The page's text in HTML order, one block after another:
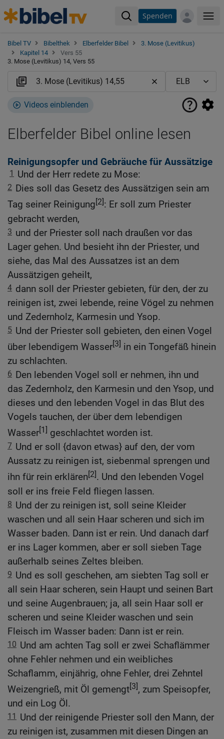
Spenden
Bibel TV Bibelthek Elberfelder Bibel
3. Mose (Levitikus)
Kapitel 14
Vers 55
3. Mose (Levitikus) 14, Vers 55
Videos einblenden
Elberfelder Bibel online lesen
Reinigungsopfer und Gebräuche für Aussätzige
1 Und der Herr redete zu Mose:
2 Dies soll das Gesetz des Aussätzigen sein am
Tag seiner Reinigung[2]: Er soll zum Priester
gebracht werden,
3 und der Priester soll nach draußen vor das
Lager gehen. Und besieht ihn der Priester, und
siehe, das Mal des Aussatzes ist an dem
Aussätzigen geheilt,
4 dann soll der Priester gebieten, für den, der zu
reinigen ist, zwei lebende, reine Vögel zu nehmen
und Zedernholz, Karmesin und Ysop.
5 Und der Priester soll gebieten, den einen Vogel
über lebendigem Wasser[3] in ein Tongefäß hinein
zu schlachten.
6 Den lebenden Vogel soll er nehmen, ihn und
das Zedernholz, den Karmesin und den Ysop, und
dieses und den lebenden Vogel in das Blut des
Vogels tauchen, der über dem lebendigen
Wasser[1] geschlachtet worden ist.
7 Und er soll {davon etwas} auf den, der vom
Aussatz zu reinigen ist, siebenmal sprengen und
ihn für rein erklären[2]. Und den lebenden Vogel
soll er ins freie Feld fliegen lassen.
8 Und der zu reinigen ist, soll seine Kleider
waschen und all sein Haar scheren und sich im
Wasser baden. Dann ist er rein. Und danach darf
er ins Lager kommen, aber er soll sieben Tage
außerhalb seines Zeltes bleiben.
9 Und es soll geschehen, am siebten Tag soll er
all sein Haar scheren, sein Haupt und seinen Bart
und seine Augenbrauen; ja, all sein Haar soll er
scheren und seine Kleider waschen und sein
Fleisch im Wasser baden: Dann ist er rein.
10 Und am achten Tag soll er zwei Schaflämmer
ohne Fehler nehmen und ein weibliches
Schaflamm, einjährig, ohne Fehler, drei Zehntel
Weizengrieß, mit Öl gemengt[3], zum Speisopfer,
und ein Log Öl.
11 Und der reinigende Priester soll den Mann, der
zu reinigen ist, zusammen mit diesen Dingen an